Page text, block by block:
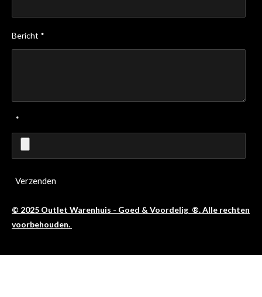
Bericht *
*
Verzenden
© 2025 Outlet Warenhuis - Goed & Voordelig ®. Alle rechten
voorbehouden.